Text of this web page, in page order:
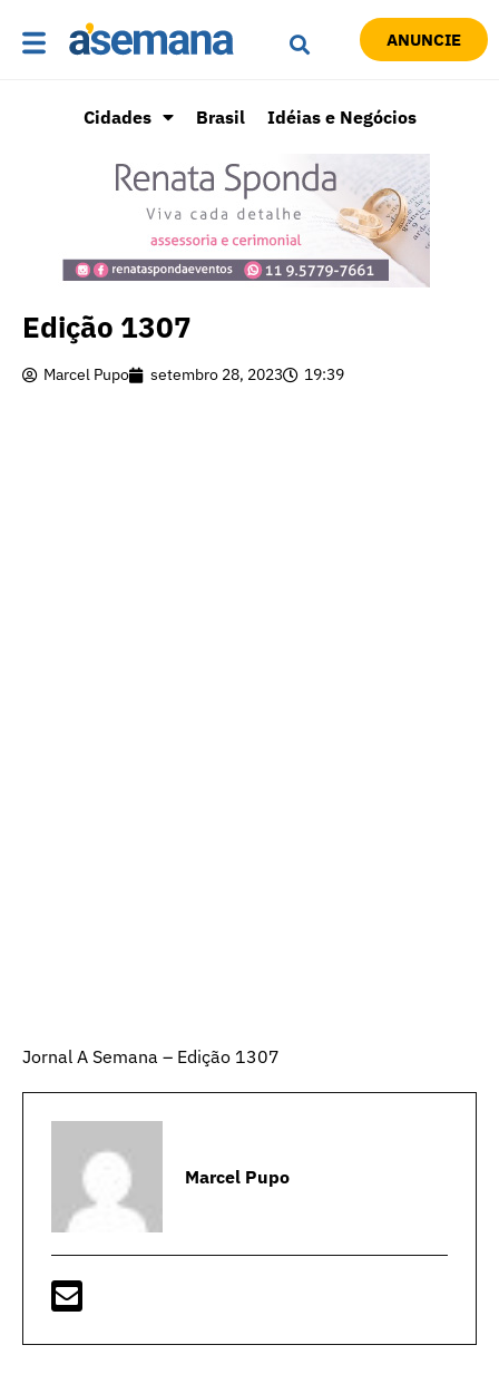
ANUNCIE
Cidades Brasil Idéias e Negócios
Edição 1307
Marcel Pupo setembro 28, 2023 19:39
Jornal A Semana – Edição 1307
Marcel Pupo